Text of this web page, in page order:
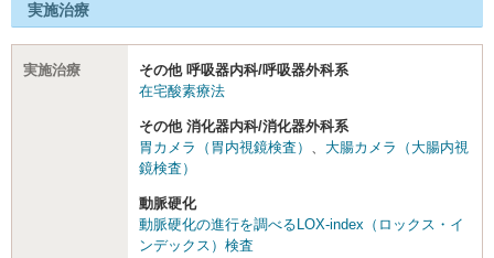
実施治療
実施治療
その他 呼吸器内科/呼吸器外科系
在宅酸素療法
その他 消化器内科/消化器外科系
胃カメラ（胃内視鏡検査） 、 大腸カメラ（大腸内視
鏡検査）
動脈硬化
動脈硬化の進行を調べるLOX-index（ロックス・イ
ンデックス）検査